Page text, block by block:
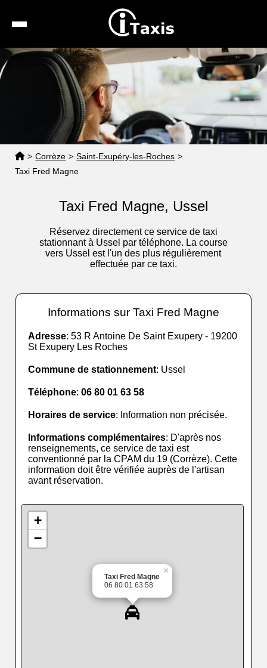
Recherche
Calcul de tarif
Taxis conventionnés
Espace pro
> Corrèze > Saint-Exupéry-les-Roches >
Taxi Fred Magne
Taxi Fred Magne, Ussel
Réservez directement ce service de taxi
stationnant à Ussel par téléphone. La course
vers Ussel est l'un des plus régulièrement
effectuée par ce taxi.
Informations sur Taxi Fred Magne
Adresse: 53 R Antoine De Saint Exupery - 19200
St Exupery Les Roches
Commune de stationnement: Ussel
Téléphone:06 80 01 63 58
Horaires de service: Information non précisée.
Informations complémentaires: D'après nos
renseignements, ce service de taxi est
conventionné par la CPAM du 19 (Corrèze). Cette
information doit être vérifiée auprès de l'artisan
avant réservation.
Taxi Fred Magne
06 80 01 63 58
×
+
−